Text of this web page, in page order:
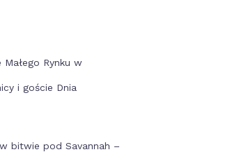
Rynku w
i goście Dnia
bitwie pod Savannah –